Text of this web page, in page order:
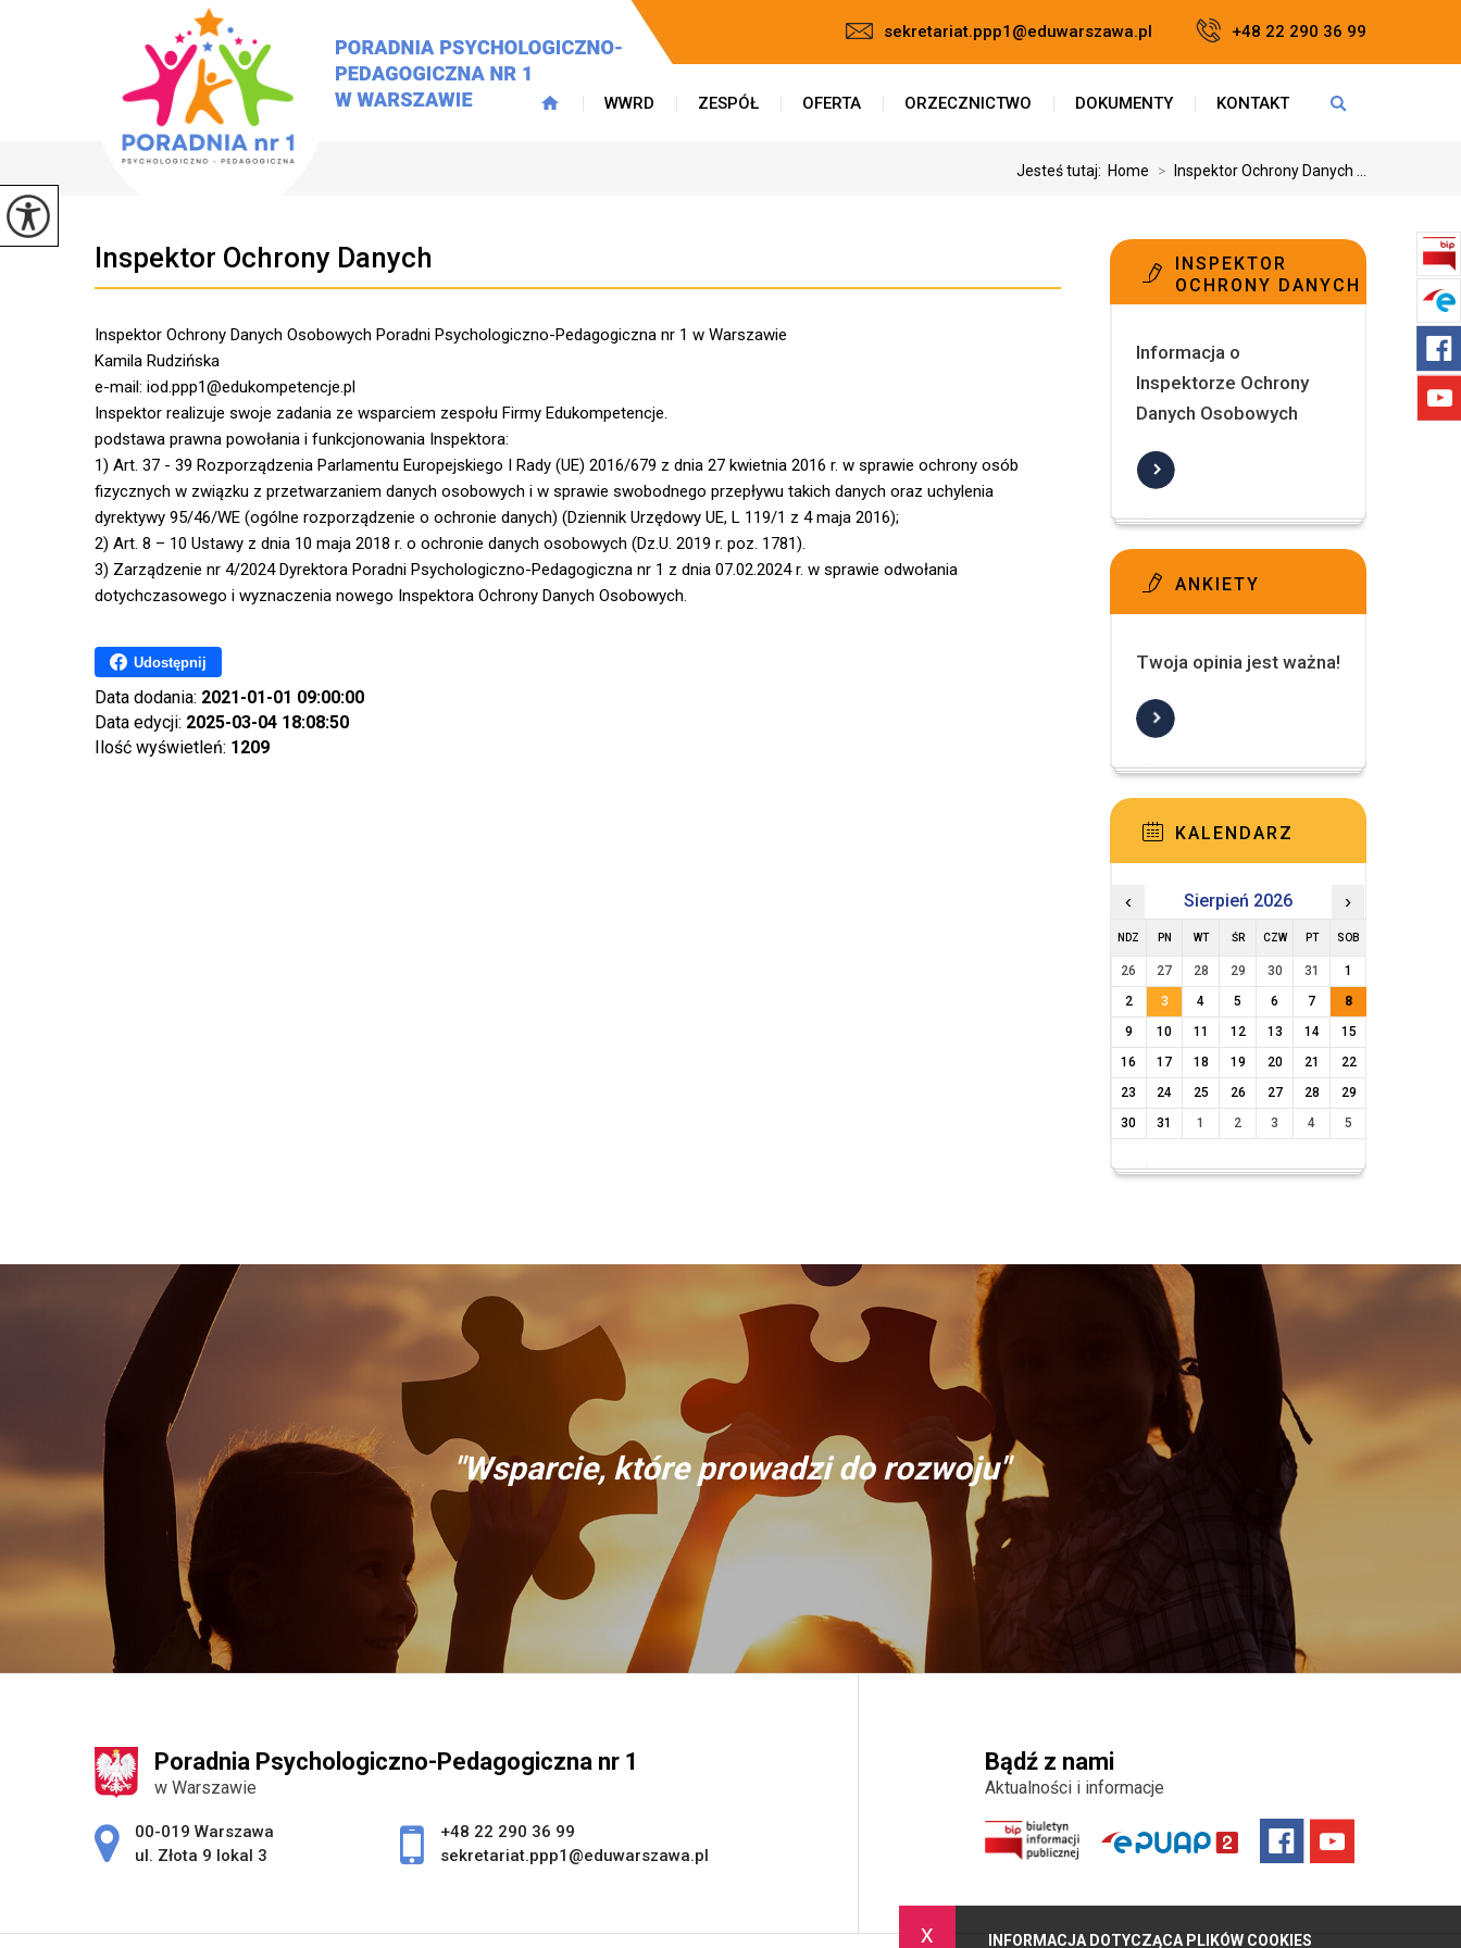
x INFORMACJA DOTYCZĄCA PLIKÓW COOKIES
sekretariat.ppp1@eduwarszawa.pl +48 22 290 36 99
WWRD ZESPÓŁ OFERTA ORZECZNICTWO DOKUMENTY KONTAKT
Jesteś tutaj: Home > Inspektor Ochrony Danych ...
Inspektor Ochrony Danych
Inspektor Ochrony Danych Osobowych Poradni Psychologiczno-Pedagogiczna nr 1 w Warszawie
Kamila Rudzińska
e-mail: iod.ppp1@edukompetencje.pl
Inspektor realizuje swoje zadania ze wsparciem zespołu Firmy Edukompetencje.
podstawa prawna powołania i funkcjonowania Inspektora:
1) Art. 37 - 39 Rozporządzenia Parlamentu Europejskiego I Rady (UE) 2016/679 z dnia 27 kwietnia 2016 r. w sprawie ochrony osób
fizycznych w związku z przetwarzaniem danych osobowych i w sprawie swobodnego przepływu takich danych oraz uchylenia
dyrektywy 95/46/WE (ogólne rozporządzenie o ochronie danych) (Dziennik Urzędowy UE, L 119/1 z 4 maja 2016);
2) Art. 8 – 10 Ustawy z dnia 10 maja 2018 r. o ochronie danych osobowych (Dz.U. 2019 r. poz. 1781).
3) Zarządzenie nr 4/2024 Dyrektora Poradni Psychologiczno-Pedagogiczna nr 1 z dnia 07.02.2024 r. w sprawie odwołania
dotychczasowego i wyznaczenia nowego Inspektora Ochrony Danych Osobowych.
Udostępnij
Data dodania: 2021-01-01 09:00:00
Data edycji: 2025-03-04 18:08:50
Ilość wyświetleń: 1209
INSPEKTOR
OCHRONY DANYCH
Informacja o
Inspektorze Ochrony
Danych Osobowych
ANKIETY
Twoja opinia jest ważna!
KALENDARZ
‹ Sierpień 2026 ›
NDZ PN WT ŚR CZW PT SOB
26 27 28 29 30 31
1
2
3 4 5 6 7
8
9
10 11 12 13 14
15
16
17 18 19 20 21
22
23
24 25 26 27 28
29
30
31 1 2 3 4 5
"Wsparcie, które prowadzi do rozwoju"
Poradnia Psychologiczno-Pedagogiczna nr 1
w Warszawie
Adres pocztowy:
00-019 Warszawa
ul. Złota 9 lokal 3
+48 22 290 36 99
sekretariat.ppp1@eduwarszawa.pl
Bądź z nami
Aktualności i informacje